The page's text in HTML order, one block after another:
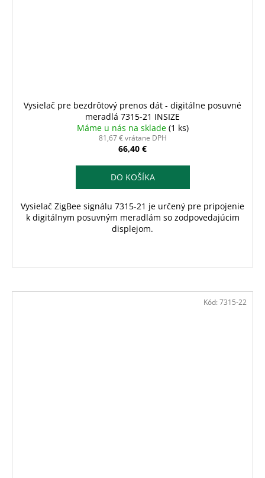
Vysielač pre bezdrôtový prenos dát - digitálne posuvné
meradlá 7315-21 INSIZE
Máme u nás na sklade (1 ks)
81,67 € vrátane DPH
66,40 €
DO KOŠÍKA
Vysielač ZigBee signálu 7315-21 je určený pre pripojenie
k digitálnym posuvným meradlám so zodpovedajúcim
displejom.
Kód: 7315-22